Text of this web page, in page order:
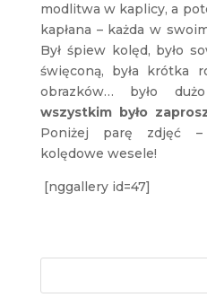
modlitwa w kaplicy, a
kapłana – każda w
Był śpiew kolęd, było
święconą, była krótka
obrazków… było
wszystkim było
Poniżej parę zdjęć –
kolędowe wesele!
[nggallery id=47]